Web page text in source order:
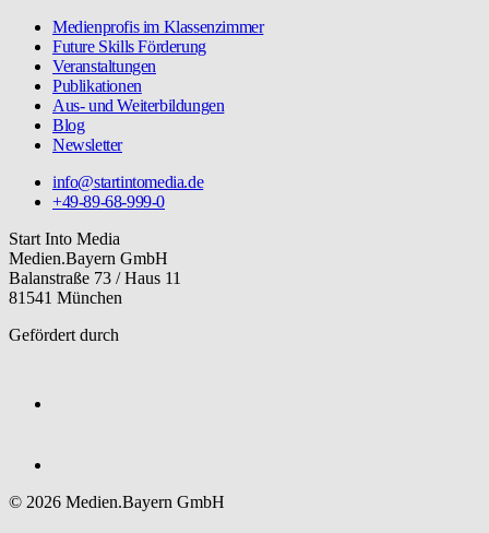
Medienprofis im Klassenzimmer
Future Skills Förderung
Veranstaltungen
Publikationen
Aus- und Weiterbildungen
Blog
Newsletter
info@startintomedia.de
+49-89-68-999-0
Start Into Media
Medien.Bayern GmbH
Balanstraße 73 / Haus 11
81541 München
Gefördert durch
© 2026 Medien.Bayern GmbH